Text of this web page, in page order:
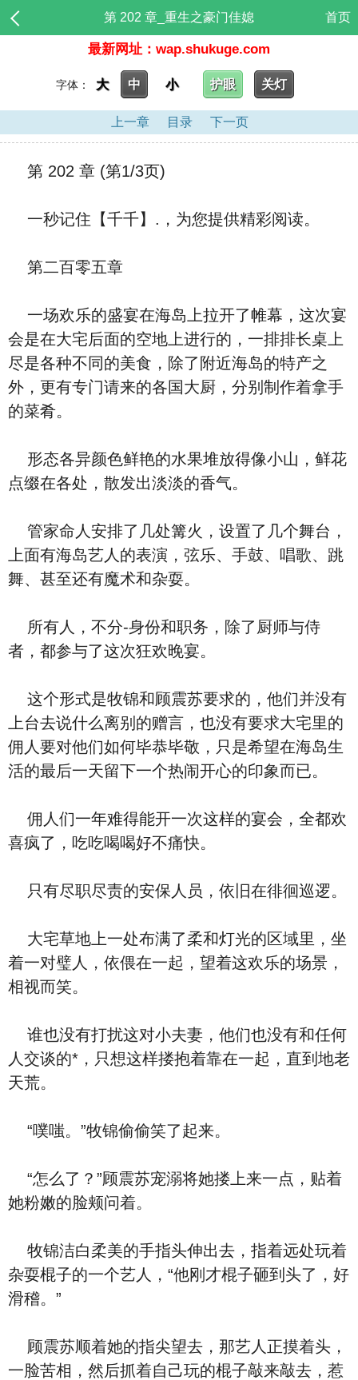
第 202 章_重生之豪门佳媳 首页
最新网址：wap.shukuge.com
字体： 大 中 小 护眼 关灯
上一章 目录 下一页
第 202 章 (第1/3页)
一秒记住【千千】.，为您提供精彩阅读。
第二百零五章
一场欢乐的盛宴在海岛上拉开了帷幕，这次宴
会是在大宅后面的空地上进行的，一排排长桌上
尽是各种不同的美食，除了附近海岛的特产之
外，更有专门请来的各国大厨，分别制作着拿手
的菜肴。
形态各异颜色鲜艳的水果堆放得像小山，鲜花
点缀在各处，散发出淡淡的香气。
管家命人安排了几处篝火，设置了几个舞台，
上面有海岛艺人的表演，弦乐、手鼓、唱歌、跳
舞、甚至还有魔术和杂耍。
所有人，不分-身份和职务，除了厨师与侍
者，都参与了这次狂欢晚宴。
这个形式是牧锦和顾震苏要求的，他们并没有
上台去说什么离别的赠言，也没有要求大宅里的
佣人要对他们如何毕恭毕敬，只是希望在海岛生
活的最后一天留下一个热闹开心的印象而已。
佣人们一年难得能开一次这样的宴会，全都欢
喜疯了，吃吃喝喝好不痛快。
只有尽职尽责的安保人员，依旧在徘徊巡逻。
大宅草地上一处布满了柔和灯光的区域里，坐
着一对璧人，依偎在一起，望着这欢乐的场景，
相视而笑。
谁也没有打扰这对小夫妻，他们也没有和任何
人交谈的*，只想这样搂抱着靠在一起，直到地老
天荒。
“噗嗤。”牧锦偷偷笑了起来。
“怎么了？”顾震苏宠溺将她搂上来一点，贴着
她粉嫩的脸颊问着。
牧锦洁白柔美的手指头伸出去，指着远处玩着
杂耍棍子的一个艺人，“他刚才棍子砸到头了，好
滑稽。”
顾震苏顺着她的指尖望去，那艺人正摸着头，
一脸苦相，然后抓着自己玩的棍子敲来敲去，惹